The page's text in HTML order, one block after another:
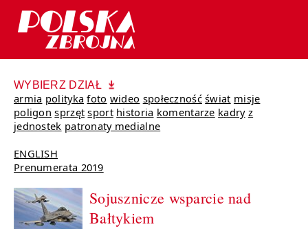
WYBIERZ DZIAŁ
armia polityka foto wideo społeczność świat misje
poligon sprzęt sport historia komentarze kadry z
jednostek patronaty medialne
ENGLISH
Prenumerata 2019
Sojusznicze wsparcie nad
Bałtykiem